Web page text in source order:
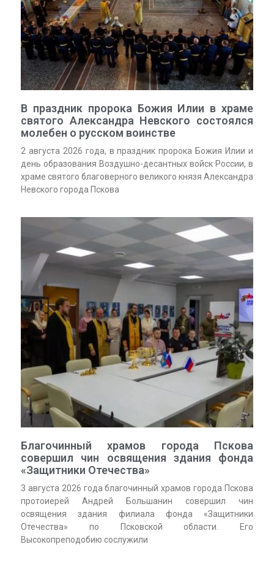
В праздник пророка Божия Илии в храме
святого Александра Невского состоялся
молебен о русском воинстве
2 августа 2026 года, в праздник пророка Божия Илии и
день образования Воздушно-десантных войск России, в
храме святого благоверного великого князя Александра
Невского города Пскова
Благочинный храмов города Пскова
совершил чин освящения здания фонда
«Защитники Отечества»
3 августа 2026 года благочинный храмов города Пскова
протоиерей Андрей Большанин совершил чин
освящения здания филиала фонда «Защитники
Отечества» по Псковской области. Его
Высокопреподобию сослужили